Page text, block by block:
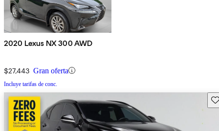
2020 Lexus NX 300 AWD
$27,443 Gran oferta
Incluye tarifas de conc.